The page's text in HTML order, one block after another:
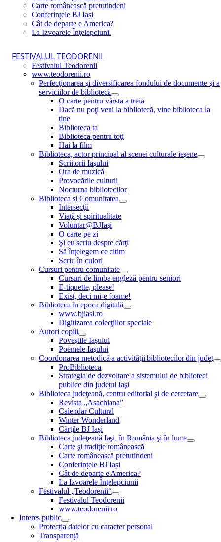
Carte românească pretutindeni
Conferințele BJ Iași
Cât de departe e America?
La Izvoarele Înţelepciunii
FESTIVALUL TEODORENII
Festivalul Teodorenii
www.teodorenii.ro
Perfecţionarea şi diversificarea fondului de documente şi a
serviciilor de bibliotecă
O carte pentru vârsta a treia
Dacă nu poţi veni la bibliotecă, vine biblioteca la
tine
Biblioteca ta
Biblioteca pentru toţi
Hai la film
Biblioteca, actor principal al scenei culturale ieşene
Scriitorii Iaşului
Ora de muzică
Provocările culturii
Nocturna bibliotecilor
Biblioteca și Comunitatea
Intersecţii
Viaţă şi spiritualitate
Voluntar@BJIaşi
O carte pe zi
Şi eu scriu despre cărţi
Să înţelegem ce citim
Scriu în culori
Cursuri pentru comunitate
Cursuri de limba engleză pentru seniori
E-tiquette, please!
Exist, deci mi-e foame!
Biblioteca în epoca digitală
www.bjiasi.ro
Digitizarea colecţiilor speciale
Autori copiii
Poveştile Iaşului
Poemele Iaşului
Coordonarea metodică a activităţii bibliotecilor din judeţ
ProBiblioteca
Strategia de dezvoltare a sistemului de biblioteci
publice din judeţul Iaşi
Biblioteca judeţeană, centru editorial şi de cercetare
Revista „Asachiana”
Calendar Cultural
Winter Wonderland
Cărţile BJ Iaşi
Biblioteca judeţeană Iaşi, în România şi în lume
Carte şi tradiţie românească
Carte românească pretutindeni
Conferințele BJ Iași
Cât de departe e America?
La Izvoarele Înţelepciunii
Festivalul „Teodorenii“
Festivalul Teodorenii
www.teodorenii.ro
Interes public
Protecția datelor cu caracter personal
Transparență